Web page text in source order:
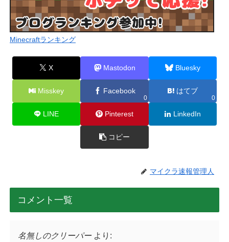
Minecraftランキング
X Mastodon Bluesky
Misskey Facebook
0
はてブ
0
LINE Pinterest LinkedIn
コピー
マイクラ速報管理人
コメント一覧
名無しのクリーパー より: